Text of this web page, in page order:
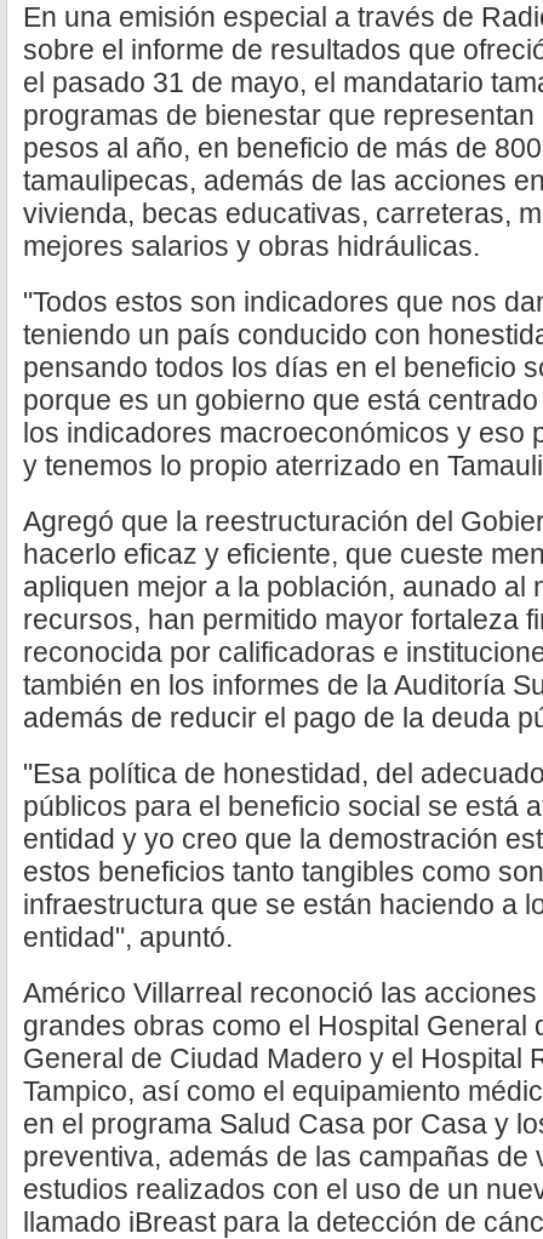
En una emisión especial a través de
sobre el informe de resultados que
el pasado 31 de mayo, el mandatario
programas de bienestar que
pesos al año, en beneficio de más de
tamaulipecas, además de las acciones
vivienda, becas educativas, carreteras,
mejores salarios y obras hidráulicas.
"Todos estos son indicadores que nos
teniendo un país conducido con
pensando todos los días en el beneficio
porque es un gobierno que está
los indicadores macroeconómicos y eso
y tenemos lo propio aterrizado en
Agregó que la reestructuración del
hacerlo eficaz y eficiente, que cueste
apliquen mejor a la población, aunado al
recursos, han permitido mayor fortaleza
reconocida por calificadoras e
también en los informes de la Auditoría
además de reducir el pago de la deuda
"Esa política de honestidad, del
públicos para el beneficio social se está
entidad y yo creo que la demostración
estos beneficios tanto tangibles como
infraestructura que se están haciendo a
entidad", apuntó.
Américo Villarreal reconoció las
grandes obras como el Hospital General
General de Ciudad Madero y el Hospital
Tampico, así como el equipamiento
en el programa Salud Casa por Casa y
preventiva, además de las campañas de
estudios realizados con el uso de un
llamado iBreast para la detección de